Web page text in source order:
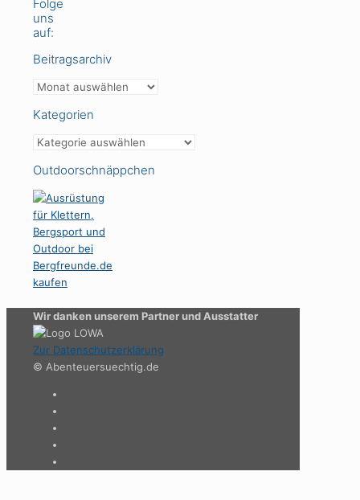
Folge
uns
auf:
Beitragsarchiv
Beitragsarchiv
Kategorien
Kategorien
Outdoorschnäppchen
Wir danken unserem Partner und Ausstatter
Zur Datenschutzerklärung
© Abenteuersuechtig.de